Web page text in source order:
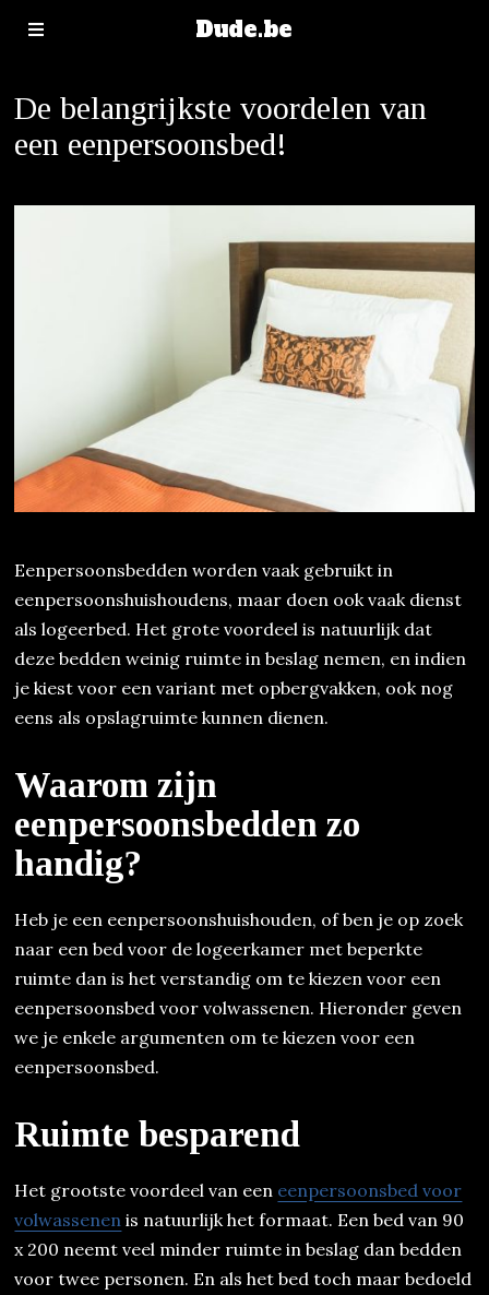
Dude.be
De belangrijkste voordelen van
een eenpersoonsbed!
Eenpersoonsbedden worden vaak gebruikt in
eenpersoonshuishoudens, maar doen ook vaak dienst
als logeerbed. Het grote voordeel is natuurlijk dat
deze bedden weinig ruimte in beslag nemen, en indien
je kiest voor een variant met opbergvakken, ook nog
eens als opslagruimte kunnen dienen.
Waarom zijn
eenpersoonsbedden zo
handig?
Heb je een eenpersoonshuishouden, of ben je op zoek
naar een bed voor de logeerkamer met beperkte
ruimte dan is het verstandig om te kiezen voor een
eenpersoonsbed voor volwassenen. Hieronder geven
we je enkele argumenten om te kiezen voor een
eenpersoonsbed.
Ruimte besparend
Het grootste voordeel van een eenpersoonsbed voor
volwassenen is natuurlijk het formaat. Een bed van 90
x 200 neemt veel minder ruimte in beslag dan bedden
voor twee personen. En als het bed toch maar bedoeld